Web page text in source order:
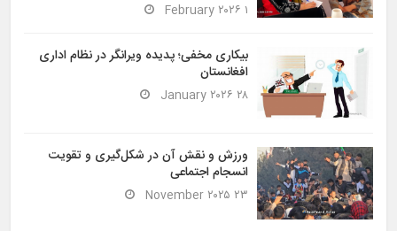
۱ February ۲۰۲۶
بیکاری مخفی؛ پدیده ویرانگر در نظام اداری
افغانستان
۲۸ January ۲۰۲۶
ورزش و نقش آن در شکل‌گیری و تقویت
انسجام اجتماعی
۲۳ November ۲۰۲۵